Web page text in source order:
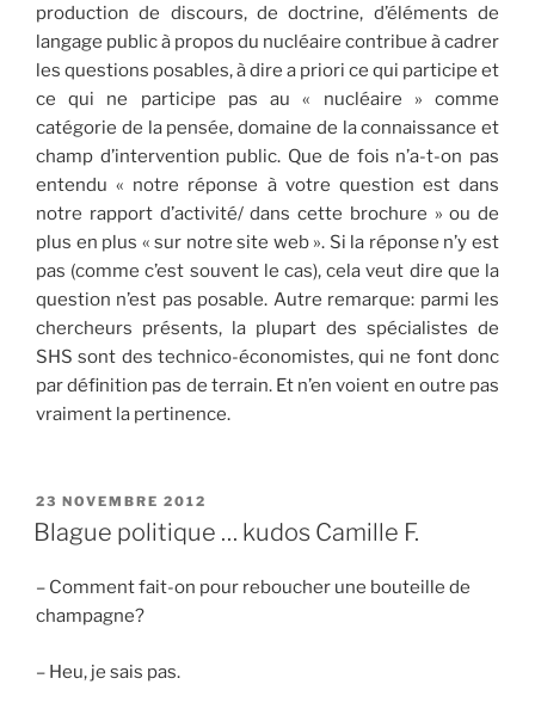
production de discours, de doctrine, d’éléments de
langage public à propos du nucléaire contribue à cadrer
les questions posables, à dire a priori ce qui participe et
ce qui ne participe pas au « nucléaire » comme
catégorie de la pensée, domaine de la connaissance et
champ d’intervention public. Que de fois n’a-t-on pas
entendu « notre réponse à votre question est dans
notre rapport d’activité/ dans cette brochure » ou de
plus en plus « sur notre site web ». Si la réponse n’y est
pas (comme c’est souvent le cas), cela veut dire que la
question n’est pas posable. Autre remarque: parmi les
chercheurs présents, la plupart des spécialistes de
SHS sont des technico-économistes, qui ne font donc
par définition pas de terrain. Et n’en voient en outre pas
vraiment la pertinence.
PUBLIÉ
LE
23 NOVEMBRE 2012
Blague politique … kudos Camille F.
– Comment fait-on pour reboucher une bouteille de
champagne?
– Heu, je sais pas.